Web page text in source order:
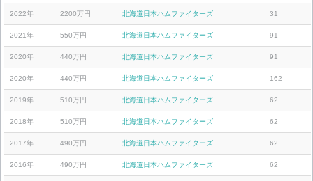
2022年 2200万円 北海道日本ハムファイターズ 31
2021年 550万円 北海道日本ハムファイターズ 91
2020年 440万円 北海道日本ハムファイターズ 91
2020年 440万円 北海道日本ハムファイターズ 162
2019年 510万円 北海道日本ハムファイターズ 62
2018年 510万円 北海道日本ハムファイターズ 62
2017年 490万円 北海道日本ハムファイターズ 62
2016年 490万円 北海道日本ハムファイターズ 62